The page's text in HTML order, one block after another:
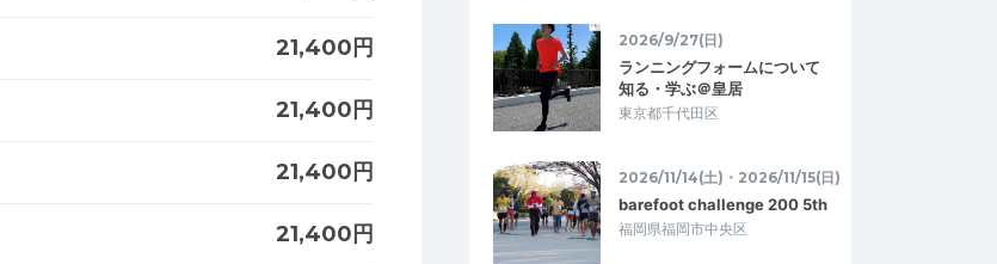
21,400円
21,400円
21,400円
21,400円
2026/9/27(日)
ランニングフォームについて
知る・学ぶ＠皇居
東京都千代田区
2026/11/14(土)・2026/11/15(日)
barefoot challenge 200 5th
福岡県福岡市中央区